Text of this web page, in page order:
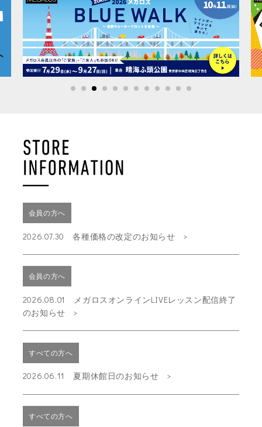
会員の方へ
2026.07.30 各種価格の改定のお知らせ
会員の方へ
2026.08.01 メガロスオンラインLIVEレッスン配信終了
のお知らせ
すべての方へ
2026.06.11 夏期休館日のお知らせ
すべての方へ